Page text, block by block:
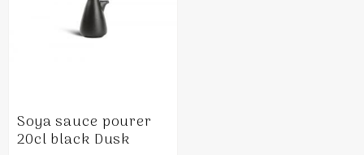
Soya sauce pourer
20cl black Dusk